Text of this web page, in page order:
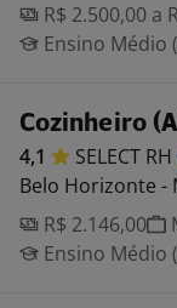
R$ 2.500,00 a
Ensino Médio
Cozinheiro
4,1 SELECT RH
Belo Horizonte -
R$ 2.146,00
Ensino Médio